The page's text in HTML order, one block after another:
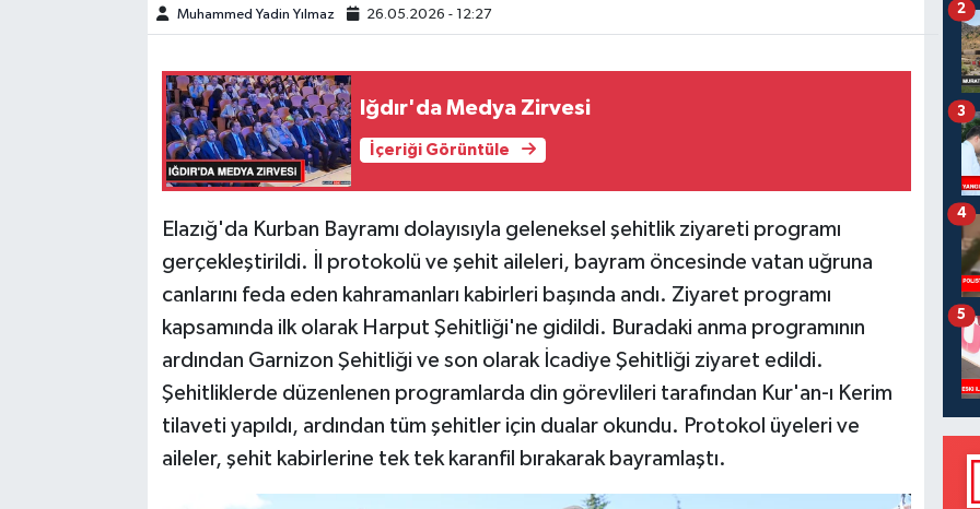
Muhammed Yadin Yılmaz 26.05.2026 - 12:27
Iğdır'da Medya Zirvesi
İçeriği Görüntüle
Elazığ'da Kurban Bayramı dolayısıyla geleneksel şehitlik ziyareti programı
gerçekleştirildi. İl protokolü ve şehit aileleri, bayram öncesinde vatan uğruna
canlarını feda eden kahramanları kabirleri başında andı. Ziyaret programı
kapsamında ilk olarak Harput Şehitliği'ne gidildi. Buradaki anma programının
ardından Garnizon Şehitliği ve son olarak İcadiye Şehitliği ziyaret edildi.
Şehitliklerde düzenlenen programlarda din görevlileri tarafından Kur'an-ı Kerim
tilaveti yapıldı, ardından tüm şehitler için dualar okundu. Protokol üyeleri ve
aileler, şehit kabirlerine tek tek karanfil bırakarak bayramlaştı.
2
3
4
5